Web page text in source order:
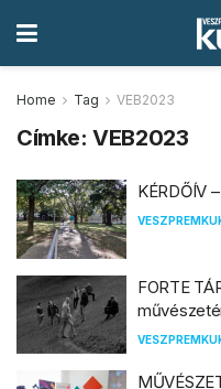
Home Tag VEB2023
Címke:VEB2023
KÉRDŐÍV
FORTE